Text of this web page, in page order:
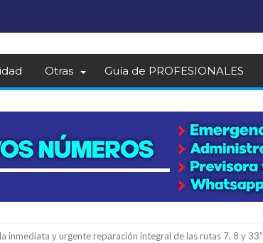
Otras Guía de PROFESIONALES
inmediata y urgente reparación integral de las rutas 7, 8 y 33”